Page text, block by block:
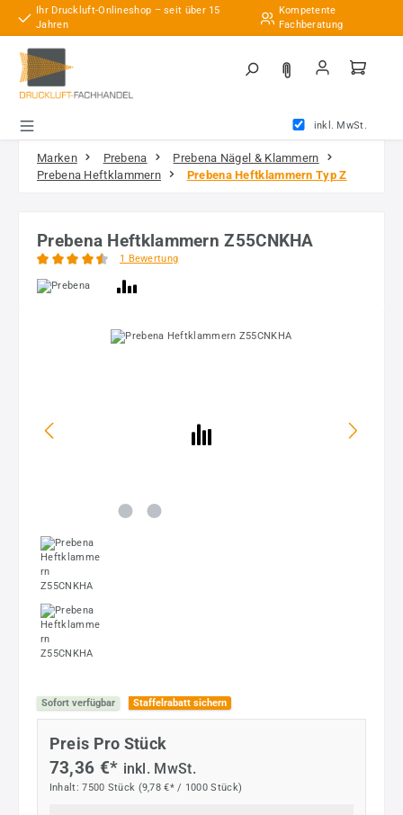
Zum Hauptinhalt springen
Ihr Druckluft-Onlineshop – seit über 15
Jahren
Kompetente
Fachberatung
inkl. MwSt.
Marken Prebena
Prebena Nägel & Klammern
Prebena Heftklammern
Prebena Heftklammern Typ Z
Prebena Heftklammern Z55CNKHA
1 Bewertung
Bildergalerie überspringen
Sofort verfügbar Staffelrabatt sichern
Preis Pro Stück
73,36 €* inkl. MwSt.
Inhalt:7500 Stück (9,78 €* / 1000 Stück)